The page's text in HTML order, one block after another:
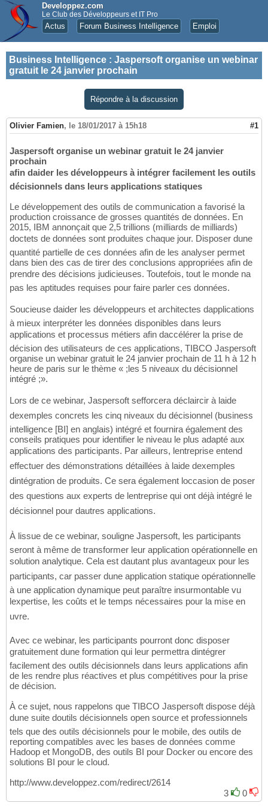
Developpez.com
Le Club des Développeurs et IT Pro
Actus Forum Business Intelligence Emploi
Business Intelligence : Jaspersoft organise un webinar
gratuit le 24 janvier prochain
Répondre à la discussion
Olivier Famien, le 18/01/2017 à 15h18 #1
Jaspersoft organise un webinar gratuit le 24 janvier
prochain
afin daider les développeurs à intégrer facilement les outils
décisionnels dans leurs applications statiques
Le développement des outils de communication a favorisé la
production croissance de grosses quantités de données. En
2015, IBM annonçait que 2,5 trillions (milliards de milliards)
doctets de données sont produites chaque jour. Disposer dune
quantité partielle de ces données afin de les analyser permet
dans bien des cas de tirer des conclusions appropriées afin de
prendre des décisions judicieuses. Toutefois, tout le monde na
pas les aptitudes requises pour faire parler ces données.
Soucieuse daider les développeurs et architectes dapplications
à mieux interpréter les données disponibles dans leurs
applications et processus métiers afin daccélérer la prise de
décision des utilisateurs de ces applications, TIBCO Jaspersoft
organise un webinar gratuit le 24 janvier prochain de 11 h à 12 h
heure de paris sur le thème « ;les 5 niveaux du décisionnel
intégré ;».
Lors de ce webinar, Jaspersoft sefforcera déclaircir à laide
dexemples concrets les cinq niveaux du décisionnel (business
intelligence [BI] en anglais) intégré et fournira également des
conseils pratiques pour identifier le niveau le plus adapté aux
applications des participants. Par ailleurs, lentreprise entend
effectuer des démonstrations détaillées à laide dexemples
dintégration de produits. Ce sera également loccasion de poser
des questions aux experts de lentreprise qui ont déjà intégré le
décisionnel pour dautres applications.
À lissue de ce webinar, souligne Jaspersoft, les participants
seront à même de transformer leur application opérationnelle en
solution analytique. Cela est dautant plus avantageux pour les
participants, car passer dune application statique opérationnelle
à une application dynamique peut paraître insurmontable vu
lexpertise, les coûts et le temps nécessaires pour la mise en
uvre.
Avec ce webinar, les participants pourront donc disposer
gratuitement dune formation qui leur permettra dintégrer
facilement des outils décisionnels dans leurs applications afin
de les rendre plus réactives et plus compétitives pour la prise
de décision.
À ce sujet, nous rappelons que TIBCO Jaspersoft dispose déjà
dune suite doutils décisionnels open source et professionnels
tels que des outils décisionnels pour le mobile, des outils de
reporting compatibles avec les bases de données comme
Hadoop et MongoDB, des outils BI pour Docker ou encore des
solutions BI pour le cloud.
http://www.developpez.com/redirect/2614
3
0